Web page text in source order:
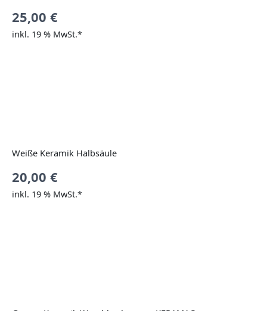
25,00 €
inkl. 19 % MwSt.*
Weiße Keramik Halbsäule
20,00 €
inkl. 19 % MwSt.*